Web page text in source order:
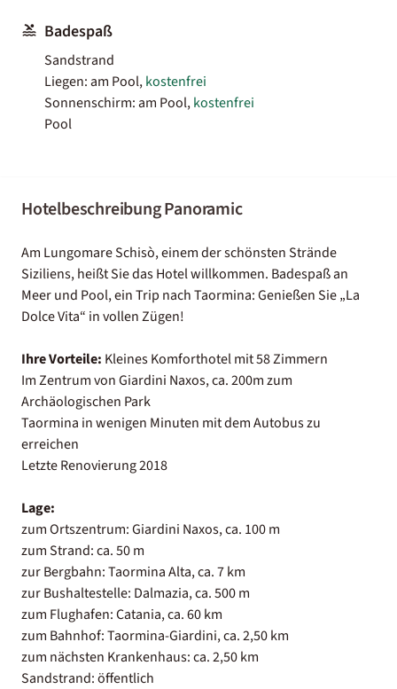
Badespaß
Sandstrand
Liegen: am Pool,kostenfrei
Sonnenschirm: am Pool,kostenfrei
Pool
Hotelbeschreibung Panoramic
Am Lungomare Schisò, einem der schönsten Strände
Siziliens, heißt Sie das Hotel willkommen. Badespaß an
Meer und Pool, ein Trip nach Taormina: Genießen Sie „La
Dolce Vita“ in vollen Zügen!
Ihre Vorteile: Kleines Komforthotel mit 58 Zimmern
Im Zentrum von Giardini Naxos, ca. 200m zum
Archäologischen Park
Taormina in wenigen Minuten mit dem Autobus zu
erreichen
Letzte Renovierung 2018
Lage:
zum Ortszentrum: Giardini Naxos, ca. 100 m
zum Strand: ca. 50 m
zur Bergbahn: Taormina Alta, ca. 7 km
zur Bushaltestelle: Dalmazia, ca. 500 m
zum Flughafen: Catania, ca. 60 km
zum Bahnhof: Taormina-Giardini, ca. 2,50 km
zum nächsten Krankenhaus: ca. 2,50 km
Sandstrand: öffentlich